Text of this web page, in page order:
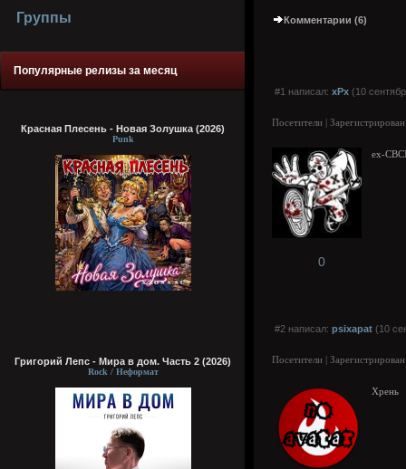
Группы
Популярные релизы за месяц
Красная Плесень - Новая Золушка (2026)
Punk
Григорий Лепс - Мира в дом. Часть 2 (2026)
Rock / Неформат
Комментарии (6)
#1 написал: xPx (10
Посетители |
ex-
0
#2 написал: psixapat (10
Посетители |
Хрень